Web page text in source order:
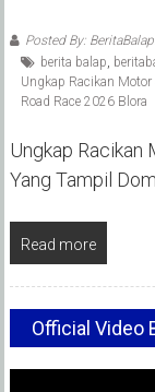
Posted By:
berita balap,
Ungkap Racikan
Road Race 2026 Blora
Ungkap Racikan
Yang Tampil
Read more
Official Video